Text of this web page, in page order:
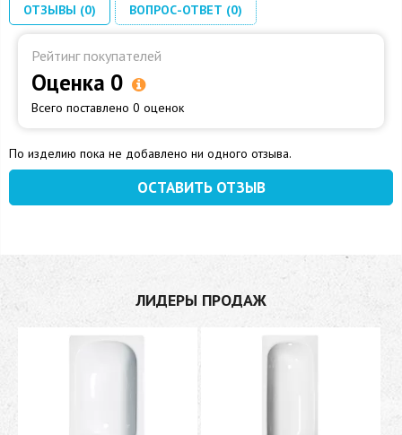
ОТЗЫВЫ (0) ВОПРОС-ОТВЕТ (0)
Рейтинг покупателей
Оценка 0
Всего поставлено 0 оценок
По изделию пока не добавлено ни одного отзыва.
ОСТАВИТЬ ОТЗЫВ
ЛИДЕРЫ ПРОДАЖ